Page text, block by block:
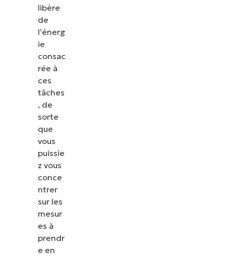
libère
de
l’énerg
ie
consac
rée à
ces
tâches
, de
sorte
que
vous
puissie
z vous
conce
ntrer
sur les
mesur
es à
prendr
e en